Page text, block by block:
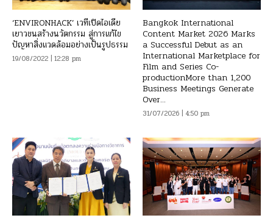
‘ENVIRONHACK’ เวทีเปิดไอเดีย
เยาวชนสร้างนวัตกรรม สู่การแก้ไข
ปัญหาสิ่งแวดล้อมอย่างเป็นรูปธรรม
19/08/2022 | 12:28 pm
Bangkok International
Content Market 2026 Marks
a Successful Debut as an
International Marketplace for
Film and Series Co-
productionMore than 1,200
Business Meetings Generate
Over...
31/07/2026 | 4:50 pm